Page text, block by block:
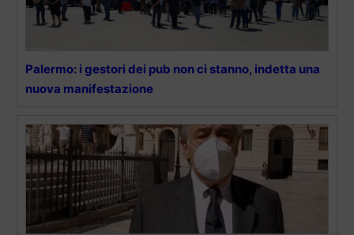
Palermo: i gestori dei pub non ci stanno, indetta una
nuova manifestazione